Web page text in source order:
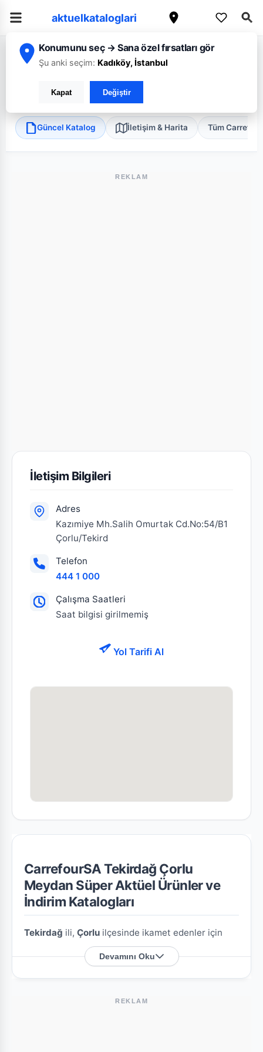
aktuelkataloglari
Konumunu seç → Sana özel fırsatları gör
Şu anki seçim: Kadıköy, İstanbul
Kapat Değiştir
Ana Sayfa/Tekirdağ /CarrefourSA /Tekirdağ Çorlu Meydan Süper
Çorlu, Tekirdağ
Güncel Katalog İletişim & Harita Tüm
REKLAM
İletişim Bilgileri
Adres
Kazımiye Mh.Salih Omurtak Cd.No:54/B1
Çorlu/Tekird
Telefon
444 1 000
Çalışma Saatleri
Saat bilgisi girilmemiş
Yol Tarifi Al
CarrefourSA Tekirdağ Çorlu
Meydan Süper Aktüel Ürünler ve
İndirim Katalogları
Tekirdağ ili, Çorlu ilçesinde ikamet edenler için
CarrefourSA Tekirdağ Çorlu Meydan Süper
şubesine özel en güncel indirim broşürlerini ve
aktüel ürün fırsatlarını bu sayfada derledik.
CarrefourSA Tekirdağ Çorlu Meydan Süper
Devamını Oku
REKLAM